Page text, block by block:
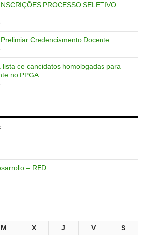
PROCESSO SELETIVO
Credenciamento Docente
de candidatos homologadas para
no PPGA
– RED
M X J V
S